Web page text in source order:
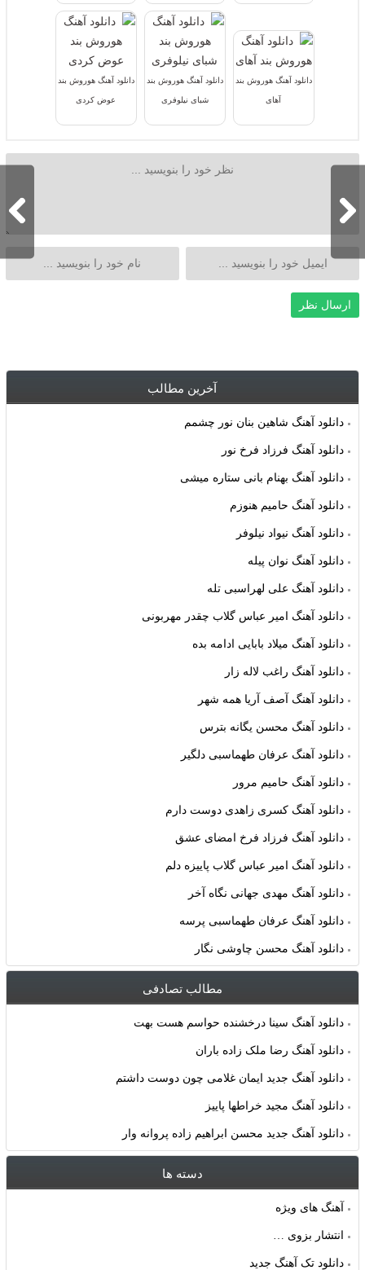
دانلود آهنگ هوروش بند
آهای
دانلود آهنگ هوروش بند
شبای نیلوفری
دانلود آهنگ هوروش بند
عوض کردی
آخرین مطالب
دانلود آهنگ شاهین بنان نور چشمم
دانلود آهنگ فرزاد فرخ نور
دانلود آهنگ بهنام بانی ستاره میشی
دانلود آهنگ حامیم هنوزم
دانلود آهنگ نیواد نیلوفر
دانلود آهنگ نوان پیله
دانلود آهنگ علی لهراسبی تله
دانلود آهنگ امیر عباس گلاب چقدر مهربونی
دانلود آهنگ میلاد بابایی ادامه بده
دانلود آهنگ راغب لاله زار
دانلود آهنگ آصف آریا همه شهر
دانلود آهنگ محسن یگانه بترس
دانلود آهنگ عرفان طهماسبی دلگیر
دانلود آهنگ حامیم مرور
دانلود آهنگ کسری زاهدی دوست دارم
دانلود آهنگ فرزاد فرخ امضای عشق
دانلود آهنگ امیر عباس گلاب پاییزه دلم
دانلود آهنگ مهدی جهانی نگاه آخر
دانلود آهنگ عرفان طهماسبی پرسه
دانلود آهنگ محسن چاوشی نگار
مطالب تصادفی
دانلود آهنگ سینا درخشنده حواسم هست بهت
دانلود آهنگ رضا ملک زاده باران
دانلود آهنگ جدید ایمان غلامی چون دوست داشتم
دانلود آهنگ مجید خراطها پاییز
دانلود آهنگ جدید محسن ابراهیم زاده پروانه وار
دسته ها
آهنگ های ویژه
انتشار بزوی …
دانلود تک آهنگ جدید